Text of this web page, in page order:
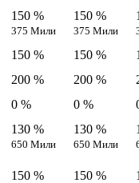
150 %
375 Мили
150 %
375 Мили
150 % 150 %
200 % 200 %
0 % 0 %
130 %
650 Мили
130 %
650 Мили
150 % 150 %